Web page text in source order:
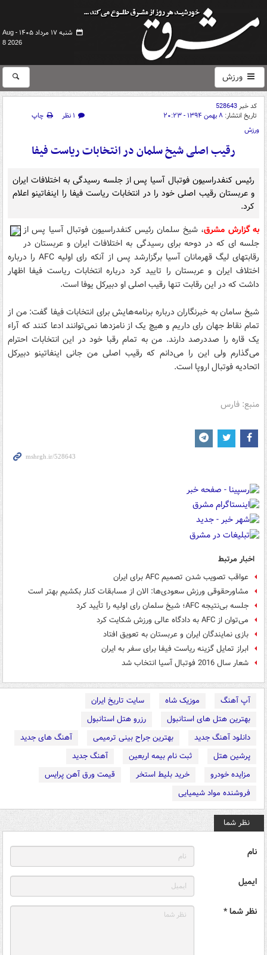
شنبه ۱۷ مرداد ۱۴۰۵ -
Aug
8 2026
ورزش
کد خبر528643
تاریخ انتشار: ۸ بهمن ۱۳۹۴ - ۲۰:۲۳ ۱ نظر
چاپ
ورزش
رقیب اصلی شیخ سلمان در انتخابات ریاست فیفا
رئیس کنفدراسیون فوتبال آسیا پس از جلسه رسیدگی به اختلافات ایران
و عربستان رقیب اصلی خود را در انتخابات ریاست فیفا را اینفاتینو اعلام
کرد.
به گزارش مشرق، شیخ سلمان رئیس کنفدراسیون فوتبال آسیا پس از
جلسه ای که در دوحه برای رسیدگی به اختلافات ایران و عربستان در
رقابت‍های لیگ قهرمانان آسیا برگزارشد پس از آنکه رای اولیه AFC را درباره
اختلاف ایران و عربستان را تایید کرد درباره انتخابات ریاست فیفا اظهار
داشت که در این رقابت تنها رقیب اصلی او دبیرکل یوفا است.
شیخ سامان به خبرنگاران درباره برنامه‌هایش برای انتخابات فیفا گفت: من از
تمام نقاط جهان رای داریم و هیچ یک از نامزدها نمی‌توانند ادعا کنند که آراء
یک قاره را صددرصد دارند. من به تمام رقبا خود در این انتخابات احترام
می‌گذارم ولی این را می‌دانم که رقیب اصلی من جانی اینفاتینو دبیرکل
اتحادیه فوتبال اروپا است.
منبع: فارس
اخبار مرتبط
عواقب تصویب شدن تصمیم AFC برای ایران
مشاورحقوقی ورزش سعودی‌ها: الان از مسابقات کنار بکشیم بهتر است
جلسه بی‌نتیجه AFC؛ شیخ سلمان رای اولیه را تأیید کرد
می‌توان از AFC به دادگاه عالی ورزش شکایت کرد
بازی نمایندگان ایران و عربستان به تعویق افتاد
ابراز تمایل گزینه ریاست فیفا برای سفر به ایران
شعار سال 2016 فوتبال آسیا انتخاب شد
آپ آهنگ موزیک شاه
سایت تاریخ ایران
بهترین هتل های استانبول
رزرو هتل استانبول
دانلود آهنگ جدید
بهترین جراح بینی ترمیمی
آهنگ های جدید
پرشین هتل
ثبت نام بیمه اربعین
آهنگ جدید
مزایده خودرو
خرید بلیط استخر
قیمت ورق آهن پرایس
فروشنده مواد شیمیایی
نظر شما
نام
ایمیل
نظر شما *